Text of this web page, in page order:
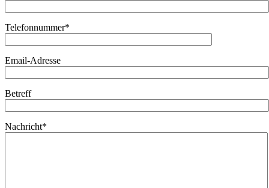
Telefonnummer*
Email-Adresse
Betreff
Nachricht*